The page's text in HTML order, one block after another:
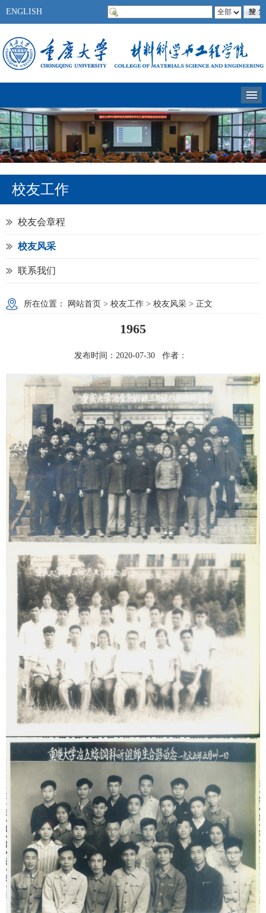
ENGLISH
校友工作
校友会章程
校友风采
联系我们
所在位置： 网站首页 > 校友工作 > 校友风采 > 正文
1965
发布时间：2020-07-30 作者：